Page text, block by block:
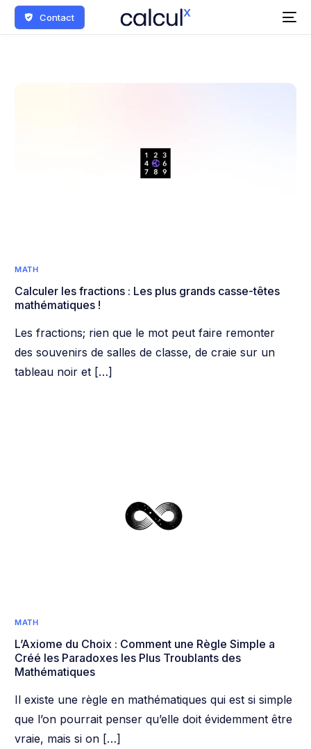
Contact
MATH
Calculer les fractions : Les plus grands casse-têtes
mathématiques !
Les fractions; rien que le mot peut faire remonter
des souvenirs de salles de classe, de craie sur un
tableau noir et […]
MATH
L’Axiome du Choix : Comment une Règle Simple a
Créé les Paradoxes les Plus Troublants des
Mathématiques
Il existe une règle en mathématiques qui est si simple
que l’on pourrait penser qu’elle doit évidemment être
vraie, mais si on […]